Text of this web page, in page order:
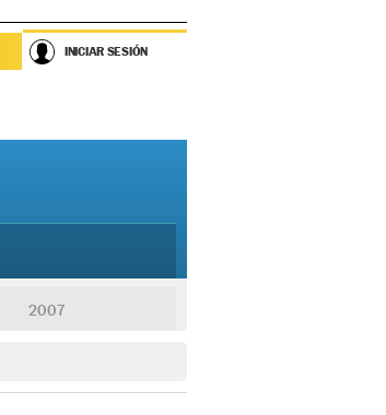
INICIAR SESIÓN
2007